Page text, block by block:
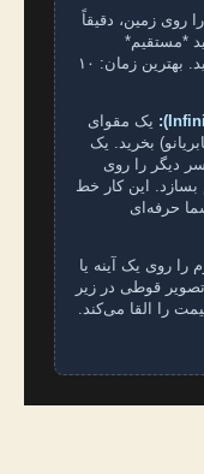
روی زمین، دقیقاً
*مستقیم*
نمی‌تابد (سایه روشن) قرار دهید. بهترین زمان: ۱۰
یک مقوای
بخرید. یک
دیگر را روی
بسازد. این کار خط
حرفه‌ای
را روی یک آینه یا
قوطی در زیر
را القا می‌کند.